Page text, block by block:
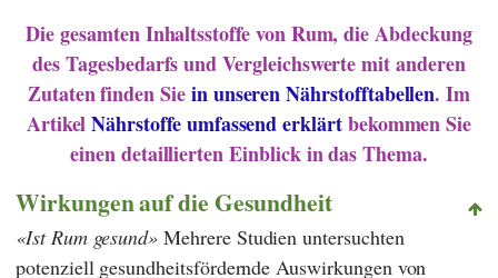
Die gesamten Inhaltsstoffe von Rum, die Abdeckung
des Tagesbedarfs und Vergleichswerte mit anderen
Zutaten finden Siein unseren Nährstofftabellen. Im
ArtikelNährstoffe umfassend erklärtbekommen Sie
einen detaillierten Einblick in das Thema.
Wirkungen auf die Gesundheit
Ist Rum gesund Mehrere Studien untersuchten
potenziell gesundheitsfördernde Auswirkungen von